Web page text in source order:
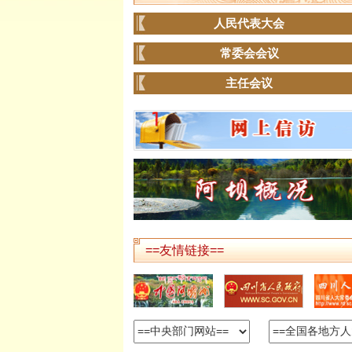
人民代表大会
常委会会议
主任会议
==友情链接==